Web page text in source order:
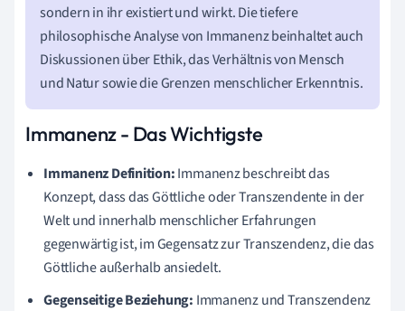
sondern in ihr existiert und wirkt. Die tiefere
philosophische Analyse von Immanenz beinhaltet auch
Diskussionen über Ethik, das Verhältnis von Mensch
und Natur sowie die Grenzen menschlicher Erkenntnis.
Immanenz - Das Wichtigste
Immanenz Definition:Immanenz beschreibt das
Konzept, dass das Göttliche oder Transzendente in der
Welt und innerhalb menschlicher Erfahrungen
gegenwärtig ist, im Gegensatz zur Transzendenz, die das
Göttliche außerhalb ansiedelt.
Gegenseitige Beziehung: Immanenz und Transzendenz